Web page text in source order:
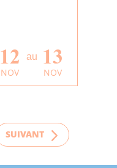
12
NOV
au 13
NOV
SUIVANT